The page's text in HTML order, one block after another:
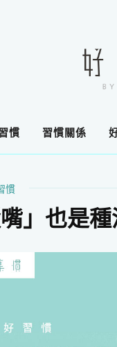
慣 習慣關係
慣
」也是